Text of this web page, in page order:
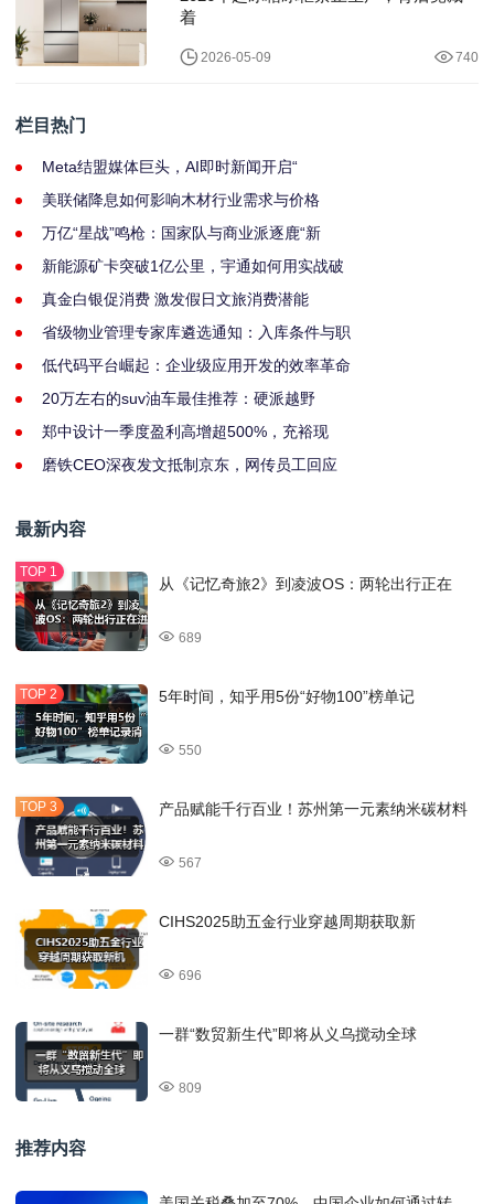
着
2026-05-09 740
栏目热门
Meta结盟媒体巨头，AI即时新闻开启“
美联储降息如何影响木材行业需求与价格
万亿“星战”鸣枪：国家队与商业派逐鹿“新
新能源矿卡突破1亿公里，宇通如何用实战破
真金白银促消费 激发假日文旅消费潜能
省级物业管理专家库遴选通知：入库条件与职
低代码平台崛起：企业级应用开发的效率革命
20万左右的suv油车最佳推荐：硬派越野
郑中设计一季度盈利高增超500%，充裕现
磨铁CEO深夜发文抵制京东，网传员工回应
最新内容
从《记忆奇旅2》到凌波OS：两轮出行正在
689
5年时间，知乎用5份“好物100”榜单记
550
产品赋能千行百业！苏州第一元素纳米碳材料
567
CIHS2025助五金行业穿越周期获取新
696
一群“数贸新生代”即将从义乌搅动全球
809
推荐内容